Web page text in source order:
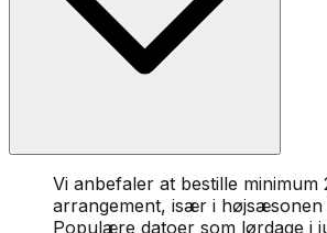
Vi anbefaler at bestille
arrangement, især i højsæsonen
Populære datoer som lørdage i